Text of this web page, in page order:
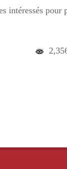
intéressés